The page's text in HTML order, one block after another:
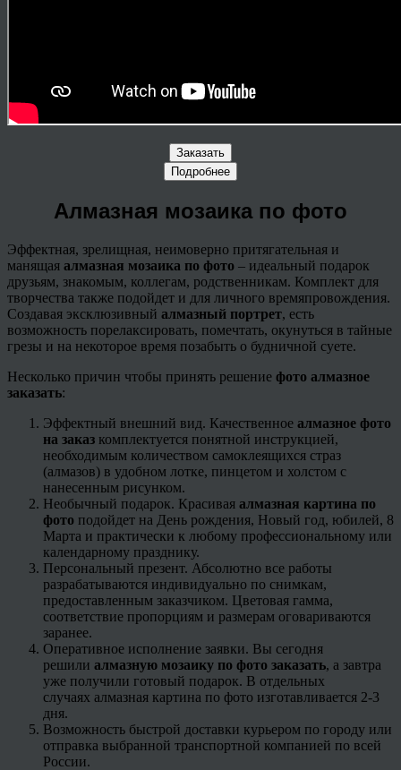
Заказать
Подробнее
Алмазная мозаика по фото
Эффектная, зрелищная, неимоверно притягательная и
манящая алмазная мозаика по фото – идеальный подарок
друзьям, знакомым, коллегам, родственникам. Комплект для
творчества также подойдет и для личного времяпровождения.
Создавая эксклюзивный алмазный портрет, есть
возможность порелаксировать, помечтать, окунуться в тайные
грезы и на некоторое время позабыть о будничной суете.
Несколько причин чтобы принять решение фото алмазное
заказать:
Эффектный внешний вид. Качественное алмазное фото
на заказ комплектуется понятной инструкцией,
необходимым количеством самоклеящихся страз
(алмазов) в удобном лотке, пинцетом и холстом с
нанесенным рисунком.
Необычный подарок. Красивая алмазная картина по
фото подойдет на День рождения, Новый год, юбилей, 8
Марта и практически к любому профессиональному или
календарному празднику.
Персональный презент. Абсолютно все работы
разрабатываются индивидуально по снимкам,
предоставленным заказчиком. Цветовая гамма,
соответствие пропорциям и размерам оговариваются
заранее.
Оперативное исполнение заявки. Вы сегодня
решили алмазную мозаику по фото заказать, а завтра
уже получили готовый подарок. В отдельных
случаях алмазная картина по фото изготавливается 2-3
дня.
Возможность быстрой доставки курьером по городу или
отправка выбранной транспортной компанией по всей
России.